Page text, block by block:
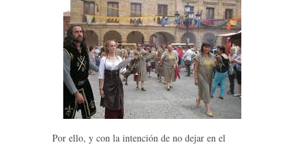
Por ello, y con la intención de no dejar en el